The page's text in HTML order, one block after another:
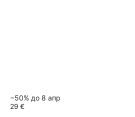
−50% до 8 апр
29 €